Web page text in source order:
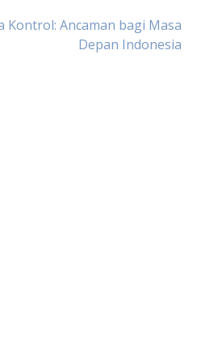
Kontrol: Ancaman bagi Masa
Depan Indonesia